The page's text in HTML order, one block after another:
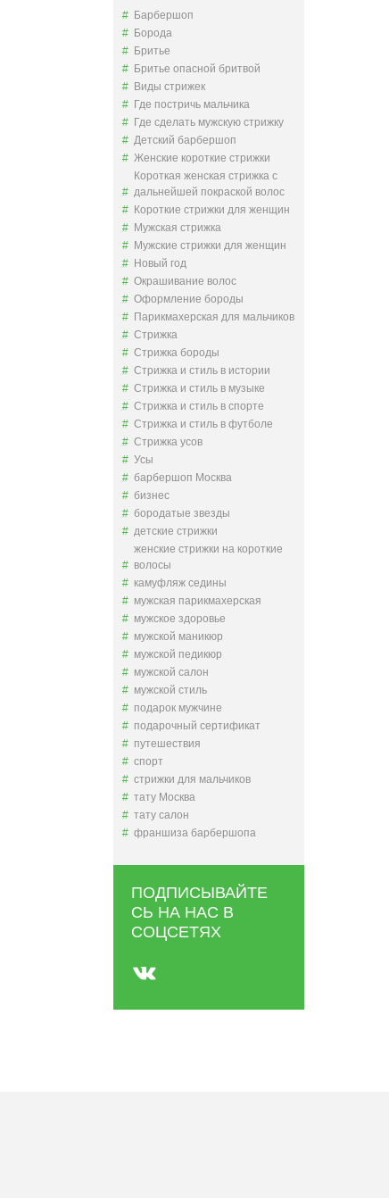
Барбершоп
Борода
Бритье
Бритье опасной бритвой
Виды стрижек
Где постричь мальчика
Где сделать мужскую стрижку
Детский барбершоп
Женские короткие стрижки
Короткая женская стрижка с
дальнейшей покраской волос
Короткие стрижки для женщин
Мужская стрижка
Мужские стрижки для женщин
Новый год
Окрашивание волос
Оформление бороды
Парикмахерская для мальчиков
Стрижка
Стрижка бороды
Стрижка и стиль в истории
Стрижка и стиль в музыке
Стрижка и стиль в спорте
Стрижка и стиль в футболе
Стрижка усов
Усы
барбершоп Москва
бизнес
бородатые звезды
детские стрижки
женские стрижки на короткие
волосы
камуфляж седины
мужская парикмахерская
мужское здоровье
мужской маникюр
мужской педикюр
мужской салон
мужской стиль
подарок мужчине
подарочный сертификат
путешествия
спорт
стрижки для мальчиков
тату Москва
тату салон
франшиза барбершопа
ПОДПИСЫВАЙТЕ
СЬ НА НАС В
СОЦСЕТЯХ